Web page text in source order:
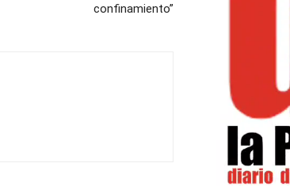
confinamiento”